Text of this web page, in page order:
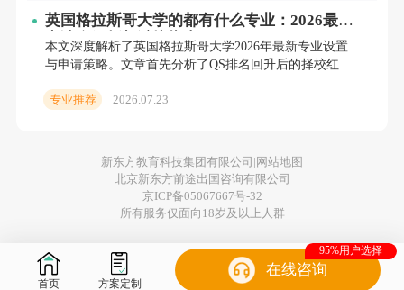
务，而且不收取额外费用，学生自由度较大，安全性高，可
以以应届毕业生的身份参加公务员考试等。
缺点：毕业生档案留校只是延长了择业期，与学校没有人事
写留学期间的经历）。
退回原籍
英国格拉斯哥大学的都有什么专业：2026最新
申请全解析与避坑指南
本文深度解析了英国格拉斯哥大学2026年最新专业设置
与申请策略。文章首先分析了QS排名回升后的择校红
了商学院的院
专业推荐 2026.07.23
新东方教育科技集团有限公司| 网站地图
北京新东方前途出国咨询有限公司
京ICP备05067667号-32
所有服务仅面向18岁及以上人群
首页 方案定制
在线咨询
95%用户选择